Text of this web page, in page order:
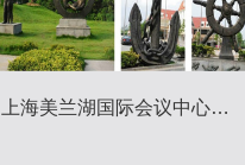
上海美兰湖国际会议中心雕塑